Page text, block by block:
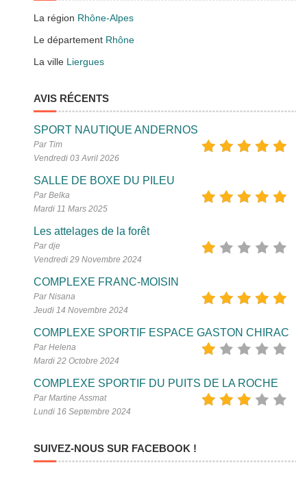
La région Rhône-Alpes
Le département Rhône
La ville Liergues
AVIS RÉCENTS
SPORT NAUTIQUE ANDERNOS
Par Tim
Vendredi 03 Avril 2026
SALLE DE BOXE DU PILEU
Par Belka
Mardi 11 Mars 2025
Les attelages de la forêt
Par dje
Vendredi 29 Novembre 2024
COMPLEXE FRANC-MOISIN
Par Nisana
Jeudi 14 Novembre 2024
COMPLEXE SPORTIF ESPACE GASTON CHIRAC
Par Helena
Mardi 22 Octobre 2024
COMPLEXE SPORTIF DU PUITS DE LA ROCHE
Par Martine Assmat
Lundi 16 Septembre 2024
SUIVEZ-NOUS SUR FACEBOOK !